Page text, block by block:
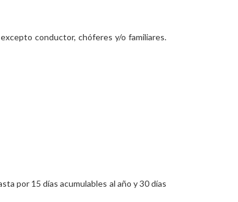
conductor, chóferes y/o familiares.
por 15 días acumulables al año y 30 días